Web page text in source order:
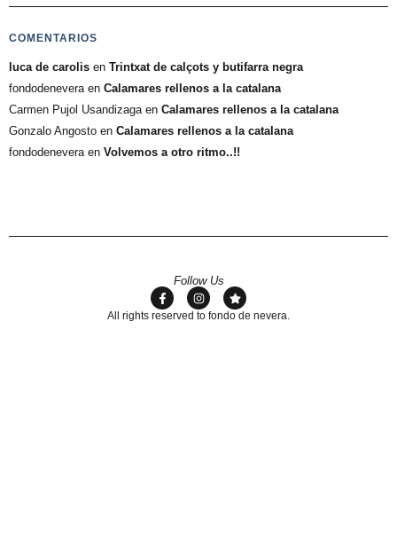
COMENTARIOS
luca de carolis en Trintxat de calçots y butifarra negra
fondodeneveraen Calamares rellenos a la catalana
Carmen Pujol Usandizagaen Calamares rellenos a la catalana
Gonzalo Angosto en Calamares rellenos a la catalana
fondodeneveraen Volvemos a otro ritmo..!!
Follow Us
All rights reserved to fondo de nevera.